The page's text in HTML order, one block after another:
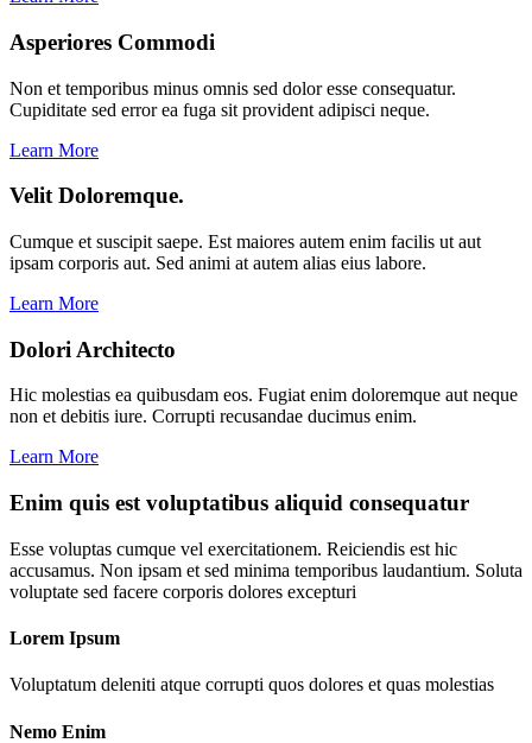
Asperiores Commodi
Non et temporibus minus omnis sed dolor esse consequatur.
Cupiditate sed error ea fuga sit provident adipisci neque.
Learn More
Velit Doloremque.
Cumque et suscipit saepe. Est maiores autem enim facilis ut aut
ipsam corporis aut. Sed animi at autem alias eius labore.
Learn More
Dolori Architecto
Hic molestias ea quibusdam eos. Fugiat enim doloremque aut neque
non et debitis iure. Corrupti recusandae ducimus enim.
Learn More
Enim quis est voluptatibus aliquid consequatur
Esse voluptas cumque vel exercitationem. Reiciendis est hic
accusamus. Non ipsam et sed minima temporibus laudantium. Soluta
voluptate sed facere corporis dolores excepturi
Lorem Ipsum
Voluptatum deleniti atque corrupti quos dolores et quas molestias
Nemo Enim